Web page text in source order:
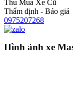
Thu Mua Xe Cũ
Thẩm định - Báo giá
0975207268
Hình ảnh xe